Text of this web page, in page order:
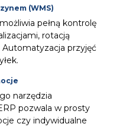
(WMS)
pełną kontrolę
rotacją
przyjęć
narzędzia
pozwala w prosty
czy indywidualne